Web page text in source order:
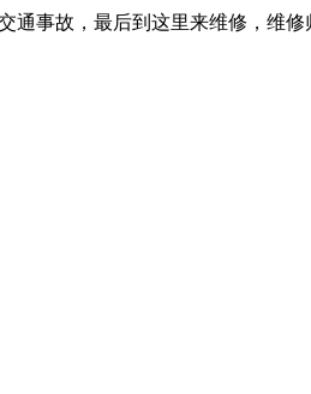
事故，最后到这里来维修，维